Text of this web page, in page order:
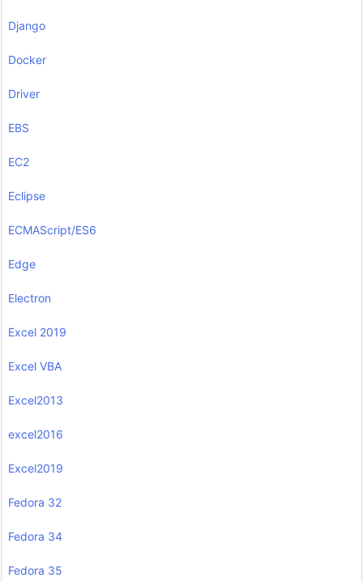
Django
Docker
Driver
EBS
EC2
Eclipse
ECMAScript/ES6
Edge
Electron
Excel 2019
Excel VBA
Excel2013
excel2016
Excel2019
Fedora 32
Fedora 34
Fedora 35